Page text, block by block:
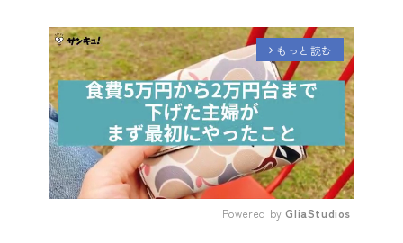
arrow_forward_ios もっと読む
Powered by GliaStudios